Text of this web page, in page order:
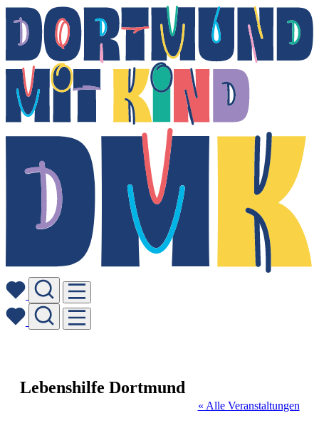
Lebenshilfe Dortmund
« Alle Veranstaltungen